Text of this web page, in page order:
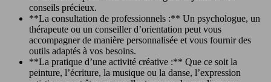
conseils précieux.
**La consultation de professionnels :** Un psychologue, un
thérapeute ou un conseiller d’orientation peut vous
accompagner de manière personnalisée et vous fournir des
outils adaptés à vos besoins.
**La pratique d’une activité créative :** Que ce soit la
peinture, l’écriture, la musique ou la danse, l’expression